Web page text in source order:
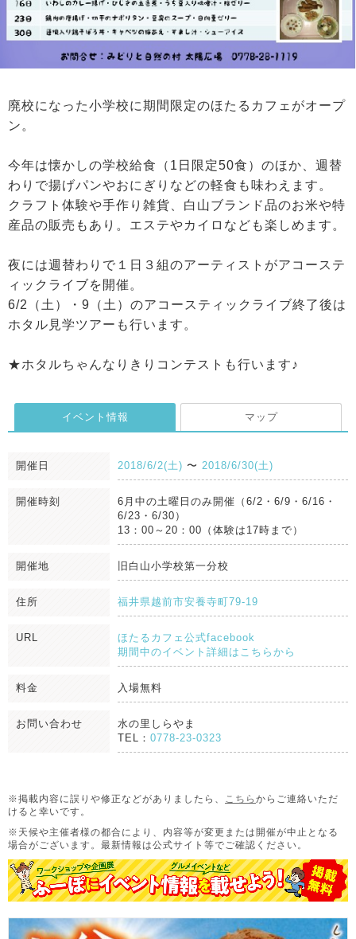
廃校になった小学校に期間限定のほたるカフェがオープ
ン。
今年は懐かしの学校給食（1日限定50食）のほか、週替
わりで揚げパンやおにぎりなどの軽食も味わえます。
クラフト体験や手作り雑貨、白山ブランド品のお米や特
産品の販売もあり。エステやカイロなども楽しめます。
夜には週替わりで１日３組のアーティストがアコーステ
ィックライブを開催。
6/2（土）・9（土）のアコースティックライブ終了後は
ホタル見学ツアーも行います。
★ホタルちゃんなりきりコンテストも行います♪
イベント情報 マップ
開催日 2018/6/2(土) 〜 2018/6/30(土)
開催時刻
6月中の土曜日のみ開催（6/2・6/9・6/16・
6/23・6/30）
13：00～20：00（体験は17時まで）
開催地 旧白山小学校第一分校
住所 福井県越前市安養寺町79-19
URL
ほたるカフェ公式facebook
期間中のイベント詳細はこちらから
料金 入場無料
お問い合わせ
水の里しらやま
TEL： 0778-23-0323
※掲載内容に誤りや修正などがありましたら、 こちら からご連絡いただ
けると幸いです。
※天候や主催者様の都合により、内容等が変更または開催が中止となる
場合がございます。 最新情報は公式サイト等でご確認ください。